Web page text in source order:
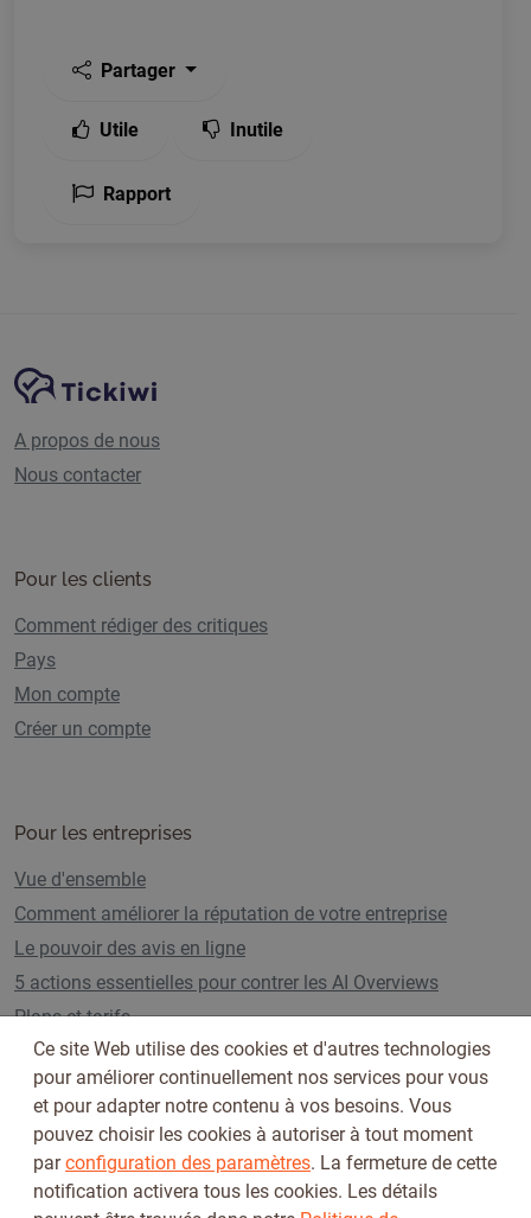
Partager
Utile Inutile
Rapport
Navigation du sitePlate-forme Tickiwi
A propos de nous
Nous contacter
Pour les clients
Comment rédiger des critiques
Pays
Mon compte
Créer un compte
Pour les entreprises
Vue d'ensemble
Comment améliorer la réputation de votre entreprise
Le pouvoir des avis en ligne
5 actions essentielles pour contrer les AI Overviews
Plans et tarifs
Suivez-nous sur
Ce site Web utilise des cookies et d'autres technologies
pour améliorer continuellement nos services pour vous
et pour adapter notre contenu à vos besoins. Vous
pouvez choisir les cookies à autoriser à tout moment
parconfiguration des paramètres. La fermeture de cette
notification activera tous les cookies. Les détails